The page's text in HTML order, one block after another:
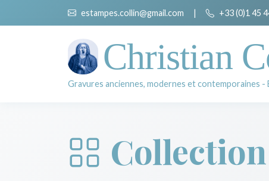
estampes.collin@gmail.com | +33 (0)1 45
Christian
Gravures anciennes, modernes et contemporaines -
Collection